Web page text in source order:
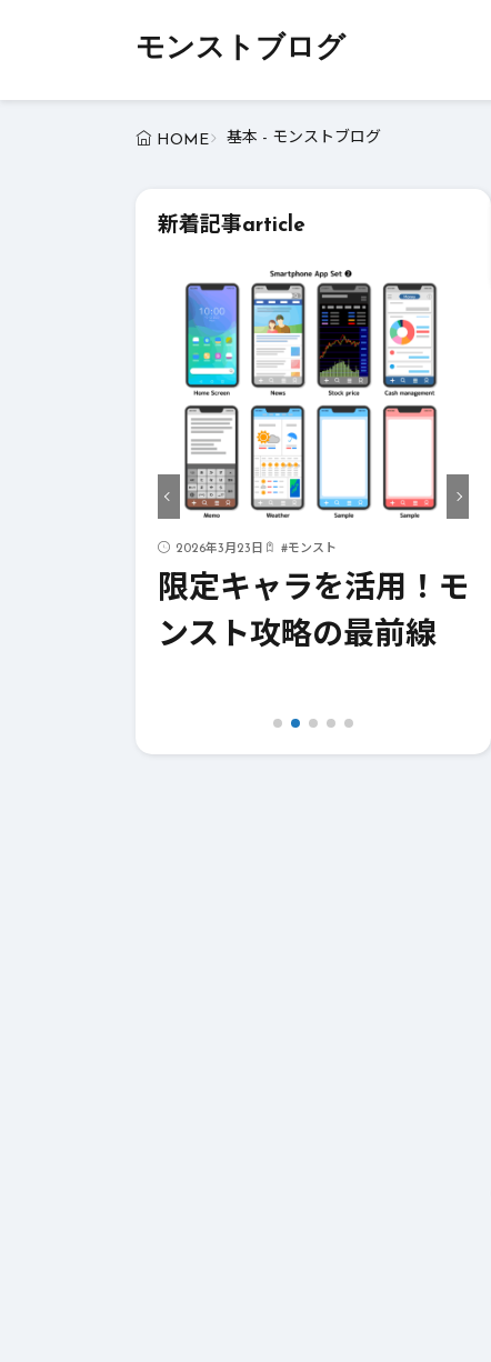
モンストブログ
HOME 基本 - モンストブログ
新着記事article
2026年3月23日 #モンスト
限定キャラを活用！モ
ンスト攻略の最前線